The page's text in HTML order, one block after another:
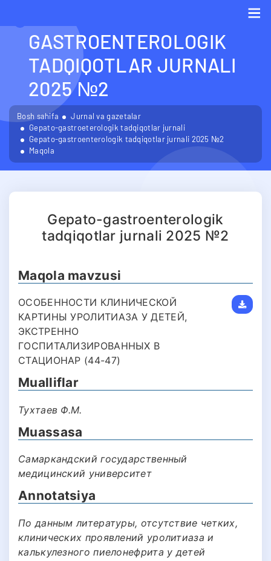
GASTROENTEROLOGIK
TADQIQOTLAR JURNALI
2025 №2
Bosh sahifa
Jurnal va gazetalar
Gepato-gastroeterologik tadqiqotlar jurnali
Gepato-gastroenterologik tadqiqotlar jurnali 2025 №2
Maqola
Gepato-gastroenterologik
tadqiqotlar jurnali 2025 №2
Maqola mavzusi
ОСОБЕННОСТИ КЛИНИЧЕСКОЙ
КАРТИНЫ УРОЛИТИАЗА У ДЕТЕЙ,
ЭКСТРЕННО
ГОСПИТАЛИЗИРОВАННЫХ В
СТАЦИОНАР (44-47)
Mualliflar
Тухтаев Ф.М.
Muassasa
Самаркандский государственный
медицинский университет
Annotatsiya
По данным литературы, отсутствие четких,
клинических проявлений уролитиаза и
калькулезного пиелонефрита у детей